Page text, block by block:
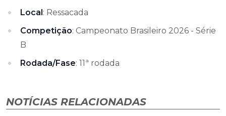
Local : Ressacada
Competição: Campeonato Brasileiro 2026 - Série
B
Rodada/Fase: 11ª rodada
NOTÍCIAS RELACIONADAS